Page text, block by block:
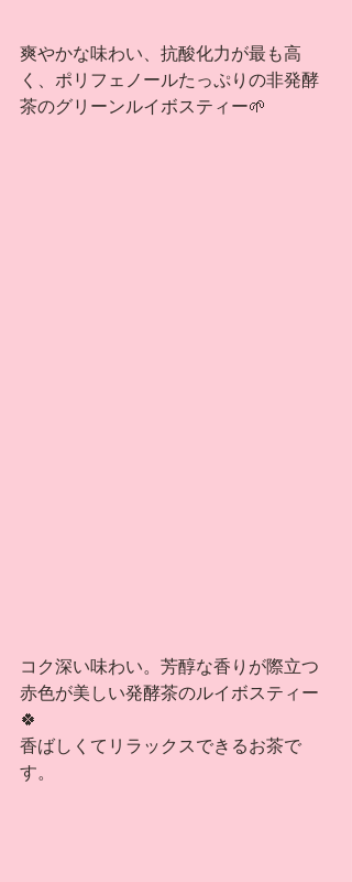
爽やかな味わい、抗酸化力が最も高
く、ポリフェノールたっぷりの非発酵
茶のグリーンルイボスティー🌱
コク深い味わい。芳醇な香りが際立つ
赤色が美しい発酵茶のルイボスティー
🍀
香ばしくてリラックスできるお茶で
す。